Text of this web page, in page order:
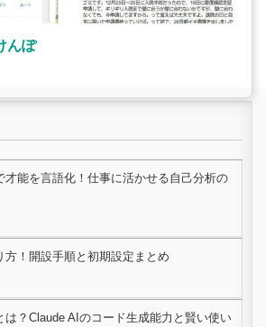
んぽ
才能を言語化！仕事に活かせる自己分析の
方！開設手順と初期設定まとめ
は？Claude AIのコード生成能力と賢い使い